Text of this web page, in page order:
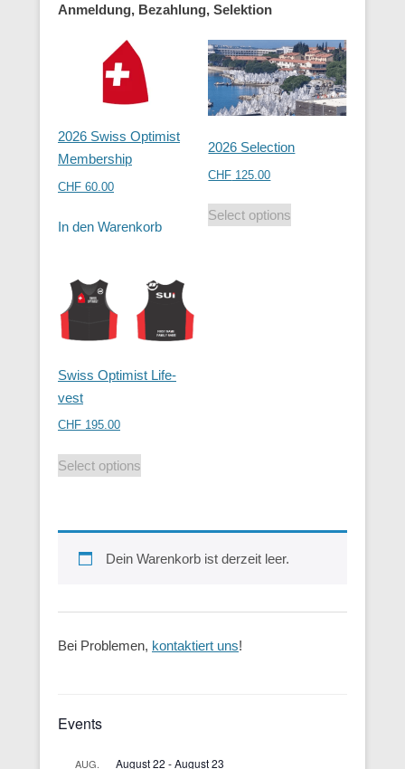
Anmeldung, Bezahlung, Selektion
2026 Swiss Optimist
Membership
CHF 60.00
In den Warenkorb
2026 Selection
CHF 125.00
Select options
Swiss Optimist Life-
vest
CHF 195.00
Select options
Dein Warenkorb ist derzeit leer.
Bei Problemen, kontaktiert uns!
Events
AUG. August 22 -August 23